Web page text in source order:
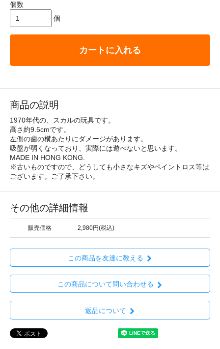
個数
個
カートに入れる
商品の説明
1970年代の、スカルの玩具です。
高さ約9.5cmです。
左側の歯の横あたりにダメージがあります。
吸盤が弱くなっており、実際には遊べないと思います。
MADE IN HONG KONG.
※古いものですので、どうしても小さなキズやペイントロス等は
ございます。ご了承下さい。
その他の詳細情報
販売価格 2,980円(税込)
この商品を友達に教える
この商品について問い合わせる
返品について